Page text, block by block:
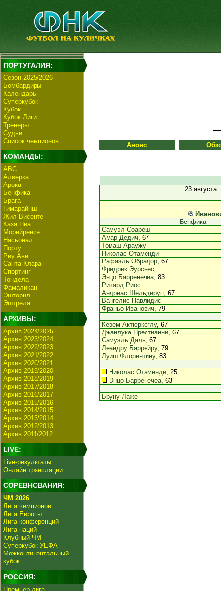
ПОРТУГАЛИЯ:
Сезон 2025/2026
Бомбардиры
Календарь
Суперкубок
Кубок
Кубок Лиги
Тренеры
Судьи
Список чемпионов
КОМАНДЫ:
АВС
Алверка
Арока
Бенфика
Брага
Гимарайнш
Жил Висенте
Каза Пиа
Морейренсе
Насьонал
Порту
Риу Аве
Санта-Клара
Спортинг
Тондела
Фамаликан
Эшторил
Эштрела
АРХИВЫ:
Архив 2024/2025
Архив 2023/2024
Архив 2022/2023
Архив 2021/2022
Архив 2020/2021
Архив 2019/2020
Архив 2018/2019
Архив 2017/2018
Архив 2016/2017
Архив 2015/2016
Архив 2014/2015
Архив 2013/2014
Архив 2012/2013
Архив 2011/2012
LIVE:
Live-результаты
Онлайн трансляции
СОРЕВНОВАНИЯ:
ЧМ 2026
Лига чемпионов
Лига Европы
Лига конференций
Лига наций
Клубный ЧМ
Суперкубок УЕФА
Межконтинентальный
кубок
РОССИЯ:
Премьер-лига
Анонс
23 августа.
Бенфика
Самуэл Соареш
Амар Дедич, 67
Томаш Араужу
Николас Отаменди
Рафаэль Обрадор, 67
Фредрик Эурснес
Энцо Барренечеа, 83
Ричард Риос
Андреас Шельдеруп, 67
Вангелис Павлидис
Франьо Иванович, 79
Керем Актюркоглу, 67
Джанлука Престианни, 67
Самуэль Даль, 67
Леандру Баррейру, 79
Луиш Флорентину, 83
Николас Отаменди, 25
Энцо Барренечеа, 63
Бруну Лаже